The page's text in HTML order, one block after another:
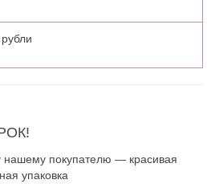
нашему покупателю — красивая
упаковка